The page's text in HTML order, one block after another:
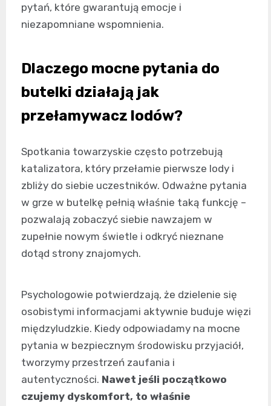
pytań, które gwarantują emocje i
niezapomniane wspomnienia.
Dlaczego mocne pytania do
butelki działają jak
przełamywacz lodów?
Spotkania towarzyskie często potrzebują
katalizatora, który przełamie pierwsze lody i
zbliży do siebie uczestników. Odważne pytania
w grze w butelkę pełnią właśnie taką funkcję –
pozwalają zobaczyć siebie nawzajem w
zupełnie nowym świetle i odkryć nieznane
dotąd strony znajomych.
Psychologowie potwierdzają, że dzielenie się
osobistymi informacjami aktywnie buduje więzi
międzyludzkie. Kiedy odpowiadamy na mocne
pytania w bezpiecznym środowisku przyjaciół,
tworzymy przestrzeń zaufania i
autentyczności. Nawet jeśli początkowo
czujemy dyskomfort, to właśnie